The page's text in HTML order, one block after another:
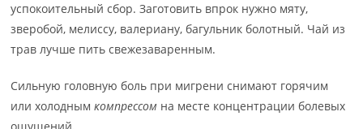
успокоительный сбор. Заготовить впрок нужно мяту,
зверобой, мелиссу, валериану, багульник болотный. Чай из
трав лучше пить свежезаваренным.
Сильную головную боль при мигрени снимают горячим
или холоднымкомпрессом на месте концентрации болевых